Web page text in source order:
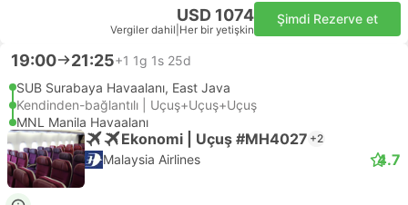
USD 1074
Vergiler dahil Her bir yetişkin
Şimdi Rezerve et
19:00 21:25+1 1g 1s 25d
SUB Surabaya Havaalanı, East Java
Kendinden-bağlantılı | Uçuş+Uçuş+Uçuş
MNL Manila Havaalanı
Ekonomi | Uçuş #MH4027 +2
Malaysia Airlines 4.7